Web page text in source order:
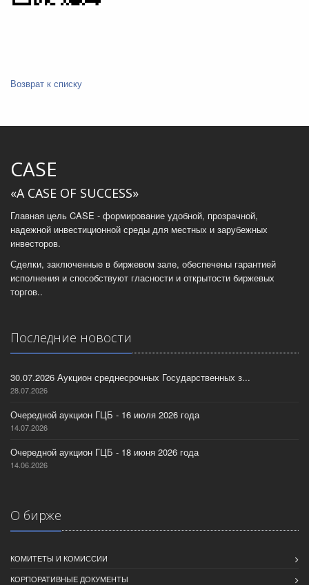
Возврат к списку
CASE
«A CASE OF SUCCESS»
Главная цель CASE - формирование удобной, прозрачной,
надежной инвестиционной среды для местных и зарубежных
инвесторов.
Сделки, заключенные в биржевом зале, обеспечены гарантией
исполнения и способствуют гласности и открытости биржевых
торгов..
Последние новости
30.07.2026 Аукцион среднесрочных Государственных з...
28.07.2026
Очередной аукцион ГЦБ - 16 июля 2026 года
14.07.2026
Очередной аукцион ГЦБ - 18 июня 2026 года
14.06.2026
О бирже
КОМИТЕТЫ И КОМИССИИ
КОРПОРАТИВНЫЕ ДОКУМЕНТЫ